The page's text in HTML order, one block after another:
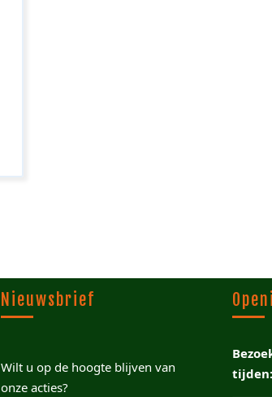
Nieuwsbrief
Wilt u op de hoogte blijven van
onze acties?
tijden: